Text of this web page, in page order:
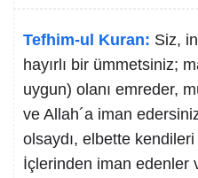
Tefhim-ul Kuran: Siz,
hayırlı bir ümmetsiniz;
uygun) olanı emreder,
ve Allah´a iman
olsaydı, elbette kendileri
İçlerinden iman edenler